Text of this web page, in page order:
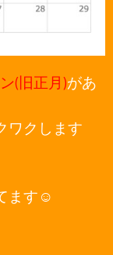
(旧正月)があ
ワクします
ます☺